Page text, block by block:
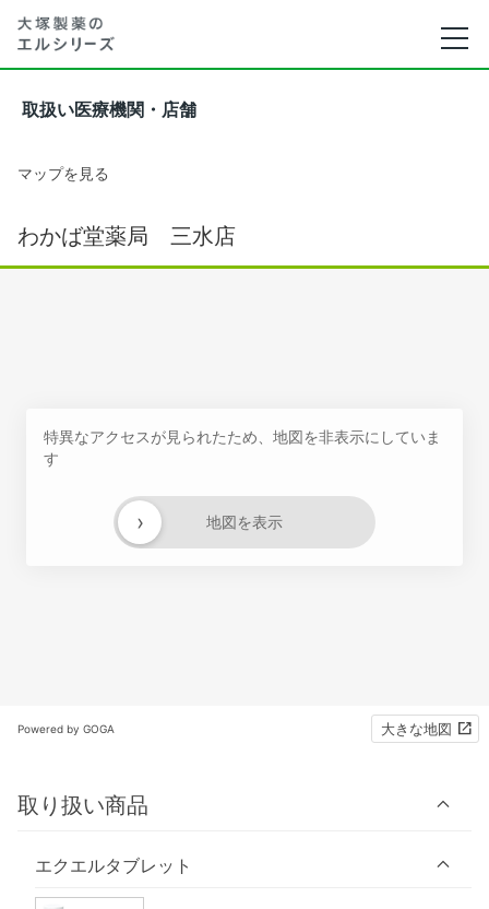
取扱い医療機関・店舗
マップを見る
わかば堂薬局 三水店
特異なアクセスが見られたため、地図を非表示にしていま
す
地図を表示
›
Powered by GOGA 大きな地図
取り扱い商品
エクエルタブレット